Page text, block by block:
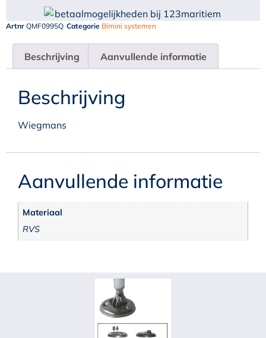
Artnr QMF0995Q Categorie Bimini systemen
Beschrijving Aanvullende informatie
Beschrijving
Wiegmans
Aanvullende informatie
Materiaal
RVS